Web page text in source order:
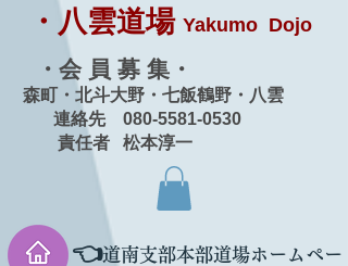
・八雲道場 Yakumo Dojo
・会 員 募 集・
森町・北斗大野・七飯鶴野・八雲
連絡先 080-5581-0530
責任者 松本淳一
👈道南支部本部道場ホームペー